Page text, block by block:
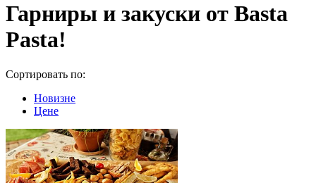
Гарниры и закуски от Basta
Pasta!
Сортировать по:
Новизне
Цене